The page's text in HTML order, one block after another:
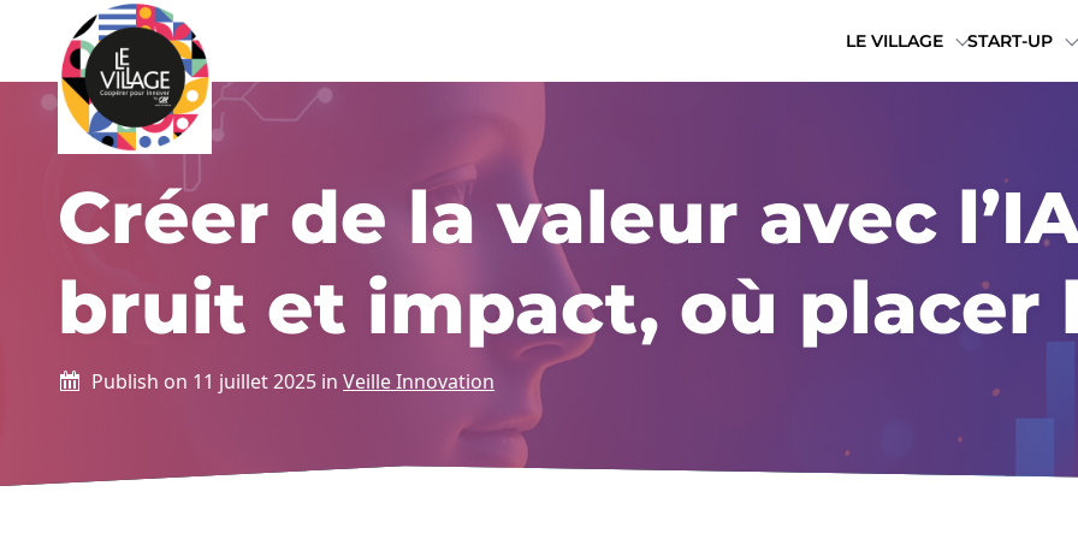
Aller au contenu
Le Village by CA Brie Picardie
LE VILLAGE START-UP
Créer de la valeur avec
bruit et impact, où placer
Publish on 11 juillet 2025 in Veille Innovation